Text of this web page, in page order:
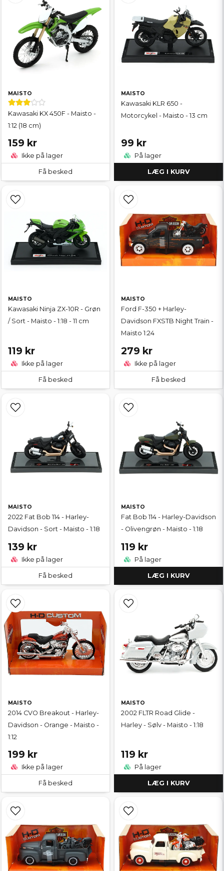
MAISTO
Kawasaki KX 450F - Maisto -
1:12 (18 cm)
159 kr
Ikke på lager
Få besked
MAISTO
Kawasaki KLR 650 -
Motorcykel - Maisto - 13 cm
99 kr
På lager
LÆG I KURV
MAISTO
Kawasaki Ninja ZX-10R - Grøn
/ Sort - Maisto - 1:18 - 11 cm
119 kr
Ikke på lager
Få besked
MAISTO
Ford F-350 + Harley-
Davidson FXSTB Night Train -
Maisto 1:24
279 kr
Ikke på lager
Få besked
MAISTO
2022 Fat Bob 114 - Harley-
Davidson - Sort - Maisto - 1:18
139 kr
Ikke på lager
Få besked
MAISTO
Fat Bob 114 - Harley-Davidson
- Olivengrøn - Maisto - 1:18
119 kr
På lager
LÆG I KURV
MAISTO
2014 CVO Breakout - Harley-
Davidson - Orange - Maisto -
1:12
199 kr
Ikke på lager
Få besked
MAISTO
2002 FLTR Road Glide -
Harley - Sølv - Maisto - 1:18
119 kr
På lager
LÆG I KURV